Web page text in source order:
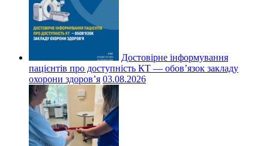
Достовірне інформування
пацієнтів про доступність КТ — обов’язок закладу
охорони здоров’я 03.08.2026